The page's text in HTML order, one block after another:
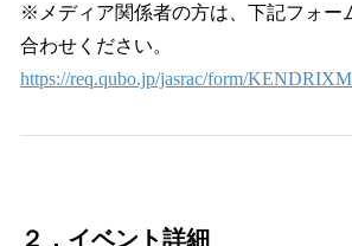
※メディア関係者の方は、下記フォー
合わせください。
https://req.qubo.jp/jasrac/form/
２．イベント詳細